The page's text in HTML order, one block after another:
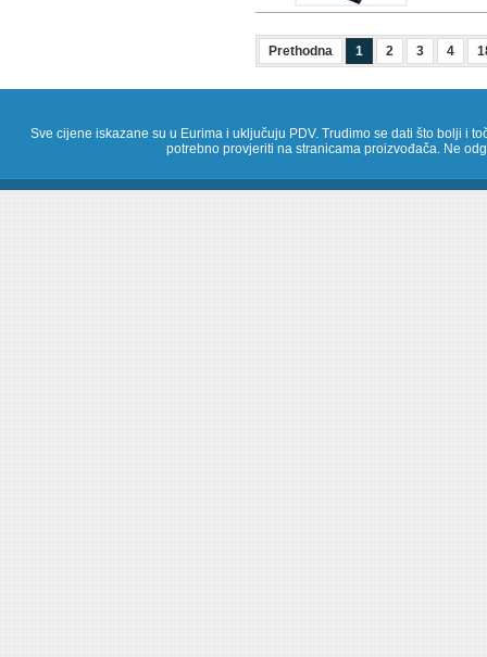
Prethodna 1 2 3 4
Sve cijene iskazane su u Eurima i uključuju PDV. Trudimo se dati što bolji i
potrebno provjeriti na stranicama proizvođača. Ne